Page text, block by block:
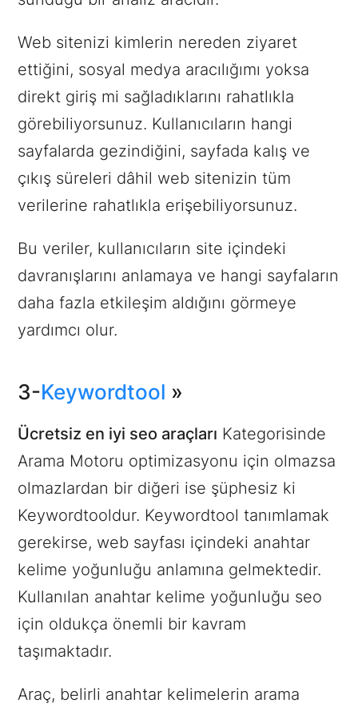
Web sitenizi kimlerin nereden ziyaret
ettiğini, sosyal medya aracılığımı yoksa
direkt giriş mi sağladıklarını rahatlıkla
görebiliyorsunuz. Kullanıcıların hangi
sayfalarda gezindiğini, sayfada kalış ve
çıkış süreleri dâhil web sitenizin tüm
verilerine rahatlıkla erişebiliyorsunuz.
Bu veriler, kullanıcıların site içindeki
davranışlarını anlamaya ve hangi sayfaların
daha fazla etkileşim aldığını görmeye
yardımcı olur.
3-Keywordtool »
Ücretsiz en iyi seo araçları Kategorisinde
Arama Motoru optimizasyonu için olmazsa
olmazlardan bir diğeri ise şüphesiz ki
Keywordtooldur. Keywordtool tanımlamak
gerekirse, web sayfası içindeki anahtar
kelime yoğunluğu anlamına gelmektedir.
Kullanılan anahtar kelime yoğunluğu seo
için oldukça önemli bir kavram
taşımaktadır.
Araç, belirli anahtar kelimelerin arama